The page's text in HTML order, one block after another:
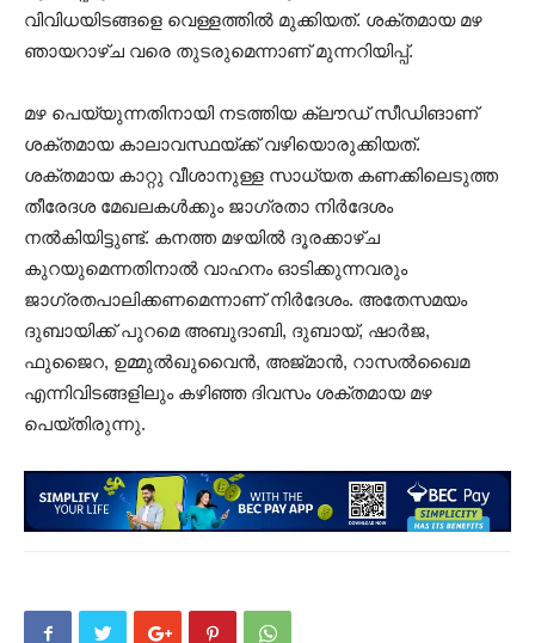
വിവിധയിടങ്ങളെ വെള്ളത്തിൽ മുക്കിയത്. ശക്തമായ മഴ
ഞായറാഴ്ച വരെ തുടരുമെന്നാണ് മുന്നറിയിപ്പ്.
മഴ പെയ്യുന്നതിനായി നടത്തിയ ക്ലൗഡ് സീഡിങാണ്
ശക്തമായ കാലാവസ്ഥയ്ക്ക് വഴിയൊരുക്കിയത്.
ശക്തമായ കാറ്റു വീശാനുള്ള സാധ്യത കണക്കിലെടുത്ത
തീരേദശ മേഖലകൾക്കും ജാഗ്രതാ നിർദേശം
നൽകിയിട്ടുണ്ട്. കനത്ത മഴയിൽ ദൂരക്കാഴ്ച
കുറയുമെന്നതിനാൽ വാഹനം ഓടിക്കുന്നവരും
ജാഗ്രതപാലിക്കണമെന്നാണ് നിർദേശം. അതേസമയം
ദുബായിക്ക് പുറമെ അബുദാബി, ദുബായ്, ഷാർജ,
ഫുജൈറ, ഉമ്മുൽഖുവൈൻ, അജ്മാൻ, റാസൽഖൈമ
എന്നിവിടങ്ങളിലും കഴിഞ്ഞ ദിവസം ശക്തമായ മഴ
പെയ്തിരുന്നു.